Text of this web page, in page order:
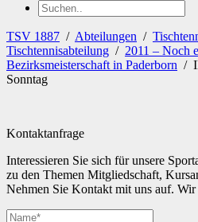
TSV 1887 / Abteilungen /
Tischtennisabteilung / 2011 – Noch
Bezirksmeisterschaft in Paderborn /
Sonntag
Kontaktanfrage
Interessieren Sie sich für unsere
zu den Themen Mitgliedschaft,
Nehmen Sie Kontakt mit uns auf. Wir